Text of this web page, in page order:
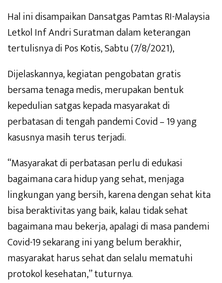
Hal ini disampaikan Dansatgas Pamtas RI-Malaysia
Letkol Inf Andri Suratman dalam keterangan
tertulisnya di Pos Kotis, Sabtu (7/8/2021),
Dijelaskannya, kegiatan pengobatan gratis
bersama tenaga medis, merupakan bentuk
kepedulian satgas kepada masyarakat di
perbatasan di tengah pandemi Covid – 19 yang
kasusnya masih terus terjadi.
“Masyarakat di perbatasan perlu di edukasi
bagaimana cara hidup yang sehat, menjaga
lingkungan yang bersih, karena dengan sehat kita
bisa beraktivitas yang baik, kalau tidak sehat
bagaimana mau bekerja, apalagi di masa pandemi
Covid-19 sekarang ini yang belum berakhir,
masyarakat harus sehat dan selalu mematuhi
protokol kesehatan,” tuturnya.